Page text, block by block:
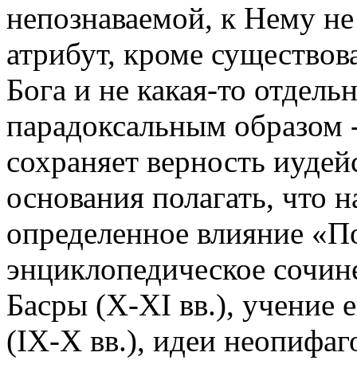
непознаваемой, к Нему
атрибут, кроме
Бога и не какая-то
парадоксальным
сохраняет верность
основания полагать, что
определенное влияние
энциклопедическое
Басры (X-XI вв.), учение
(IX-X вв.), идеи